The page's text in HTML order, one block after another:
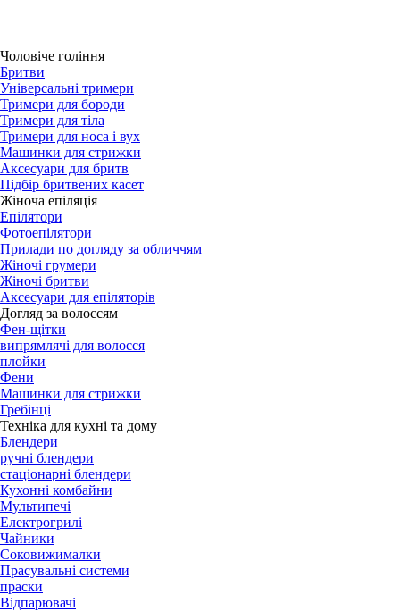
Чоловіче гоління
Бритви
Універсальні тримери
Тримери для бороди
Тримери для тіла
Тримери для носа і вух
Машинки для стрижки
Аксесуари для бритв
Підбір бритвених касет
Жіноча епіляція
Епілятори
Фотоепілятори
Прилади по догляду за обличчям
Жіночі грумери
Жіночі бритви
Аксесуари для епіляторів
Догляд за волоссям
Фен-щітки
випрямлячі для волосся
плойки
Фени
Машинки для стрижки
Гребінці
Техніка для кухні та дому
Блендери
ручні блендери
стаціонарні блендери
Кухонні комбайни
Мультипечі
Електрогрилі
Чайники
Соковижималки
Прасувальні системи
праски
Відпарювачі